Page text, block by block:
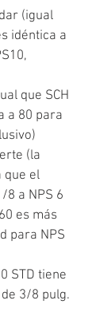
(igual
idéntica a
que SCH
a 80 para
(la
que el
8 a NPS 6
es más
para NPS
STD tiene
3/8 pulg.